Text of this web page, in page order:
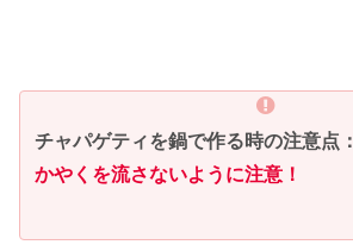
チャパゲティを鍋で作る時の注意点：
かやくを流さないように注意！